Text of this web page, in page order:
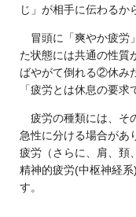
じ」が相手に伝わるか
冒頭に「爽やか疲労
た状態には共通の性
ばやがて倒れる②休み
「疲労とは休息の要求
疲労の種類には、そ
急性に分ける場合が
疲労（さらに、肩、頚
精神的疲労(中枢神経
す。